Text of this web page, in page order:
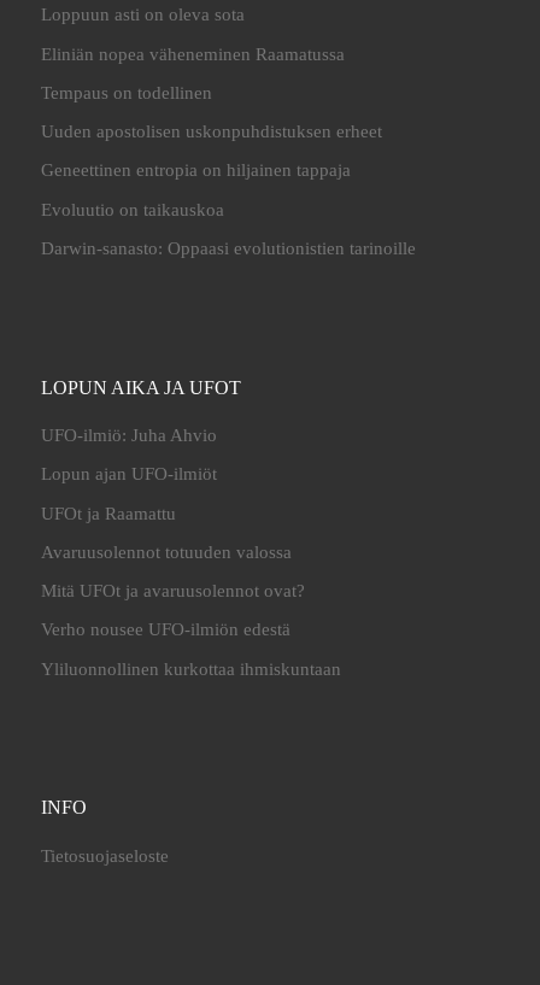
Loppuun asti on oleva sota
Eliniän nopea väheneminen Raamatussa
Tempaus on todellinen
Uuden apostolisen uskonpuhdistuksen erheet
Geneettinen entropia on hiljainen tappaja
Evoluutio on taikauskoa
Darwin-sanasto: Oppaasi evolutionistien tarinoille
LOPUN AIKA JA UFOT
UFO-ilmiö: Juha Ahvio
Lopun ajan UFO-ilmiöt
UFOt ja Raamattu
Avaruusolennot totuuden valossa
Mitä UFOt ja avaruusolennot ovat?
Verho nousee UFO-ilmiön edestä
Yliluonnollinen kurkottaa ihmiskuntaan
INFO
Tietosuojaseloste